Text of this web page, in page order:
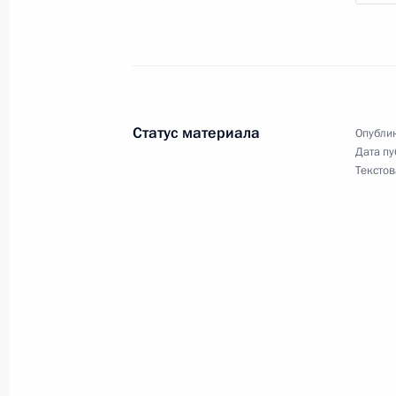
6 июня 2019 года, 18:00
Статус материала
Дата